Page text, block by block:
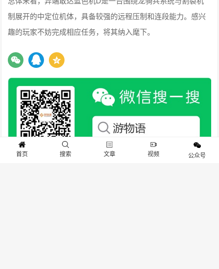
按下必杀键。快速旋转将周围的目标牵引至自身周围使用逆鳞
进行攻击，命中时击飞目标，必杀期间附带霸体效果，且可通
过方向键控制移动方向。
此外，该机体的专属机制“割裂”效果为：攻击命中附带割裂效
果的目标时，会消耗1层并额外造成目标最大耐久值3%的伤
害。至于同源调整版异端敢达蓝色机D[SE]，进行了以下调整：
“射击(后)”与“技能2(后)”的弹药各减少1发，其中“技能2(后)”移除
受击时使用的效果;“技能2”及“技能2(左/右)”的位移寻人速度下
调;还获得了同源机体“三阶改造科技-1”的效果，即“技能1”与“技
首页 搜索 文章 视频 公众号